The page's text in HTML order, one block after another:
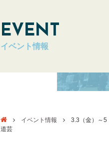
運営会社
キッチンカーグランプリ公式
EVENT
イベント情報
イベント情報
3.3（金）～5
道芸